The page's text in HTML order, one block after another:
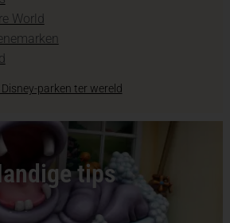
World
Disney-parken ter wereld
tips